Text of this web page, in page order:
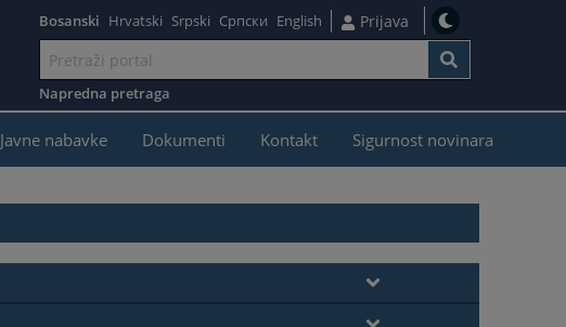
Bosanski Hrvatski Srpski Српски English Prijava
Napredna pretraga
Javne nabavke Dokumenti Kontakt Sigurnost novinara